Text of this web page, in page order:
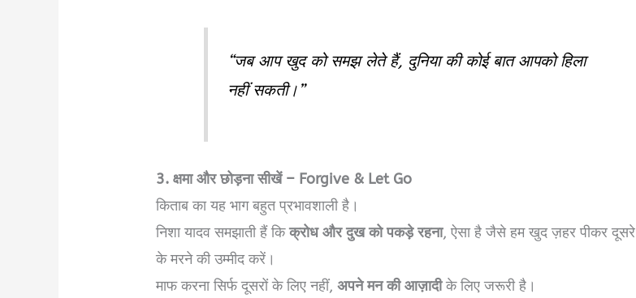
“जब आप खुद को समझ लेते हैं, दुनिया की कोई बात आपको हिला
नहीं सकती।”
3. क्षमा और छोड़ना सीखें – Forgive & Let Go
किताब का यह भाग बहुत प्रभावशाली है।
निशा यादव समझाती हैं किक्रोध और दुख को पकड़े रहना, ऐसा है जैसे हम खुद ज़हर पीकर दूसरे
के मरने की उम्मीद करें।
माफ करना सिर्फ दूसरों के लिए नहीं,अपने मन की आज़ादीके लिए जरूरी है।